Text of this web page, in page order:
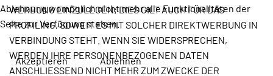
WERBUNG EINZULEGEN; DIES GILT AUCH FÜR DAS
PROFILING, SOWEIT ES MIT SOLCHER DIREKTWERBUNG IN
VERBINDUNG STEHT. WENN SIE WIDERSPRECHEN,
WERDEN IHRE PERSONENBEZOGENEN DATEN
ANSCHLIESSEND NICHT MEHR ZUM ZWECKE DER
Ablehnung womöglich nicht mehr alle Funktionalitäten der
Seite zur Verfügung stehen.
Akzeptieren
Ablehnen